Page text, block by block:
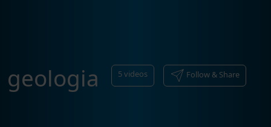
geologia 5videos Follow & Share